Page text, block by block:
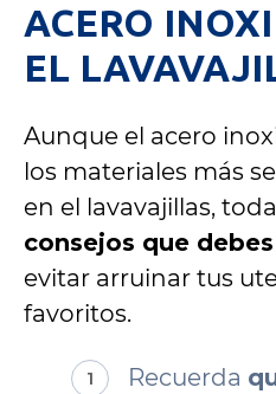
ACERO
EL
Aunque el acero
los materiales más
en el lavavajillas,
consejos que
evitar arruinar tus
favoritos.
Recuerda